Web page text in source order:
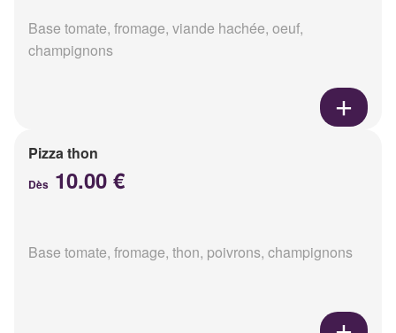
Base tomate, fromage, viande hachée, oeuf,
champignons
Pizza thon
Dès 10.00 €
Base tomate, fromage, thon, poivrons, champignons